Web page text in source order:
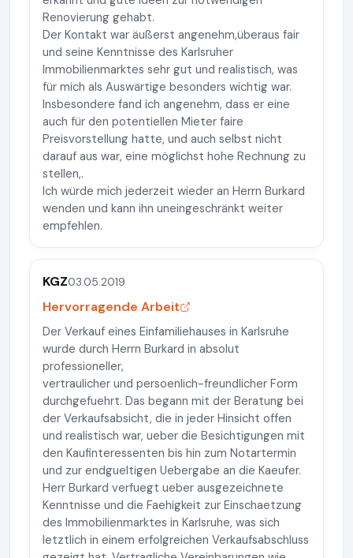
Renovierung gehabt.
Der Kontakt war äußerst angenehm,überaus fair
und seine Kenntnisse des Karlsruher
Immobilienmarktes sehr gut und realistisch, was
für mich als Auswärtige besonders wichtig war.
Insbesondere fand ich angenehm, dass er eine
auch für den potentiellen Mieter faire
Preisvorstellung hatte, und auch selbst nicht
darauf aus war, eine möglichst hohe Rechnung zu
stellen,.
Ich würde mich jederzeit wieder an Herrn Burkard
wenden und kann ihn uneingeschränkt weiter
empfehlen.
KGZ03.05.2019
Hervorragende Arbeit
Der Verkauf eines Einfamiliehauses in Karlsruhe
wurde durch Herrn Burkard in absolut
professioneller,
vertraulicher und persoenlich-freundlicher Form
durchgefuehrt. Das begann mit der Beratung bei
der Verkaufsabsicht, die in jeder Hinsicht offen
und realistisch war, ueber die Besichtigungen mit
den Kaufinteressenten bis hin zum Notartermin
und zur endgueltigen Uebergabe an die Kaeufer.
Herr Burkard verfuegt ueber ausgezeichnete
Kenntnisse und die Faehigkeit zur Einschaetzung
des Immobilienmarktes in Karlsruhe, was sich
letztlich in einem erfolgreichen Verkaufsabschluss